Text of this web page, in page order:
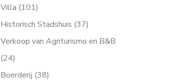
Villa (101)
Historisch Stadshuis (37)
Verkoop van Agriturismo en B&B
(24)
Boerderij (38)